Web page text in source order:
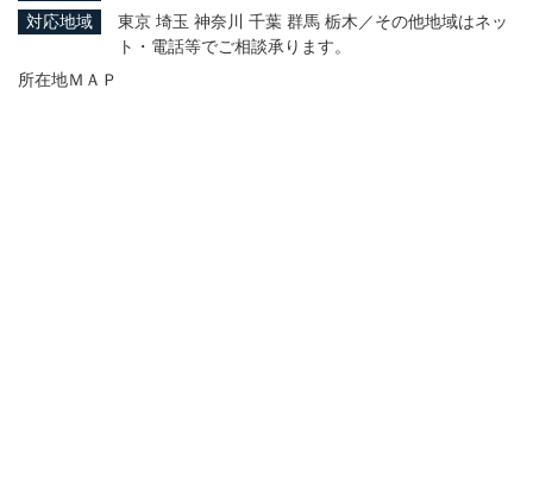
対応地域
東京 埼玉 神奈川 千葉 群馬 栃木／その他地域はネッ
ト・電話等でご相談承ります。
所在地ＭＡＰ